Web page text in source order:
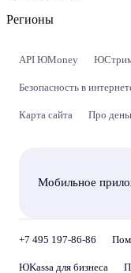
Регионы
API ЮMoney
Безопасность в
Карта сайта Про
Мобильное
+7 495 197-86-86
ЮKassa для бизнеса